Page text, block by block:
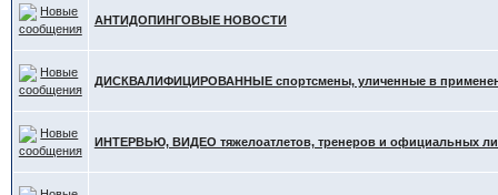
АНТИДОПИНГОВЫЕ НОВОСТИ
ДИСКВАЛИФИЦИРОВАННЫЕ спортсмены, уличенные в
ИНТЕРВЬЮ, ВИДЕО тяжелоатлетов, тренеров и официальных